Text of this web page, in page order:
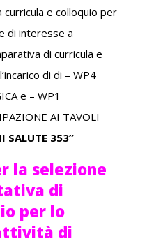
e colloquio per
di interesse a
di curricula e
di di – WP4
e – WP1
AI TAVOLI
SALUTE 353”
la selezione
di
per lo
di